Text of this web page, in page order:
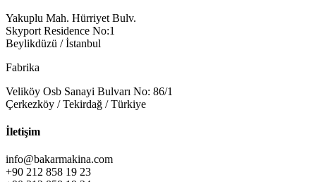
Yakuplu Mah. Hürriyet Bulv.
Skyport Residence No:1
Beylikdüzü / İstanbul
Fabrika
Veliköy Osb Sanayi Bulvarı No: 86/1
Çerkezköy / Tekirdağ / Türkiye
İletişim
info@bakarmakina.com
+90 212 858 19 23